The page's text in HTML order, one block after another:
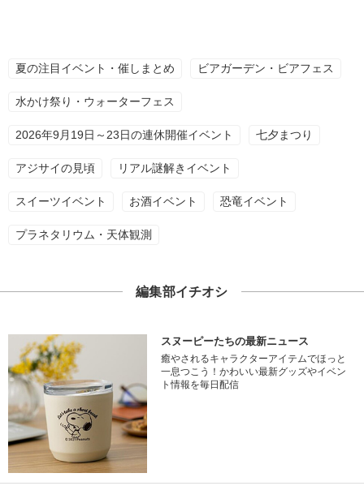
夏の注目イベント・催しまとめ ビアガーデン・ビアフェス
水かけ祭り・ウォーターフェス
2026年9月19日～23日の連休開催イベント 七夕まつり
アジサイの見頃 リアル謎解きイベント
スイーツイベント お酒イベント 恐竜イベント
プラネタリウム・天体観測
編集部イチオシ
スヌーピーたちの最新ニュース
癒やされるキャラクターアイテムでほっと
一息つこう！かわいい最新グッズやイベン
ト情報を毎日配信